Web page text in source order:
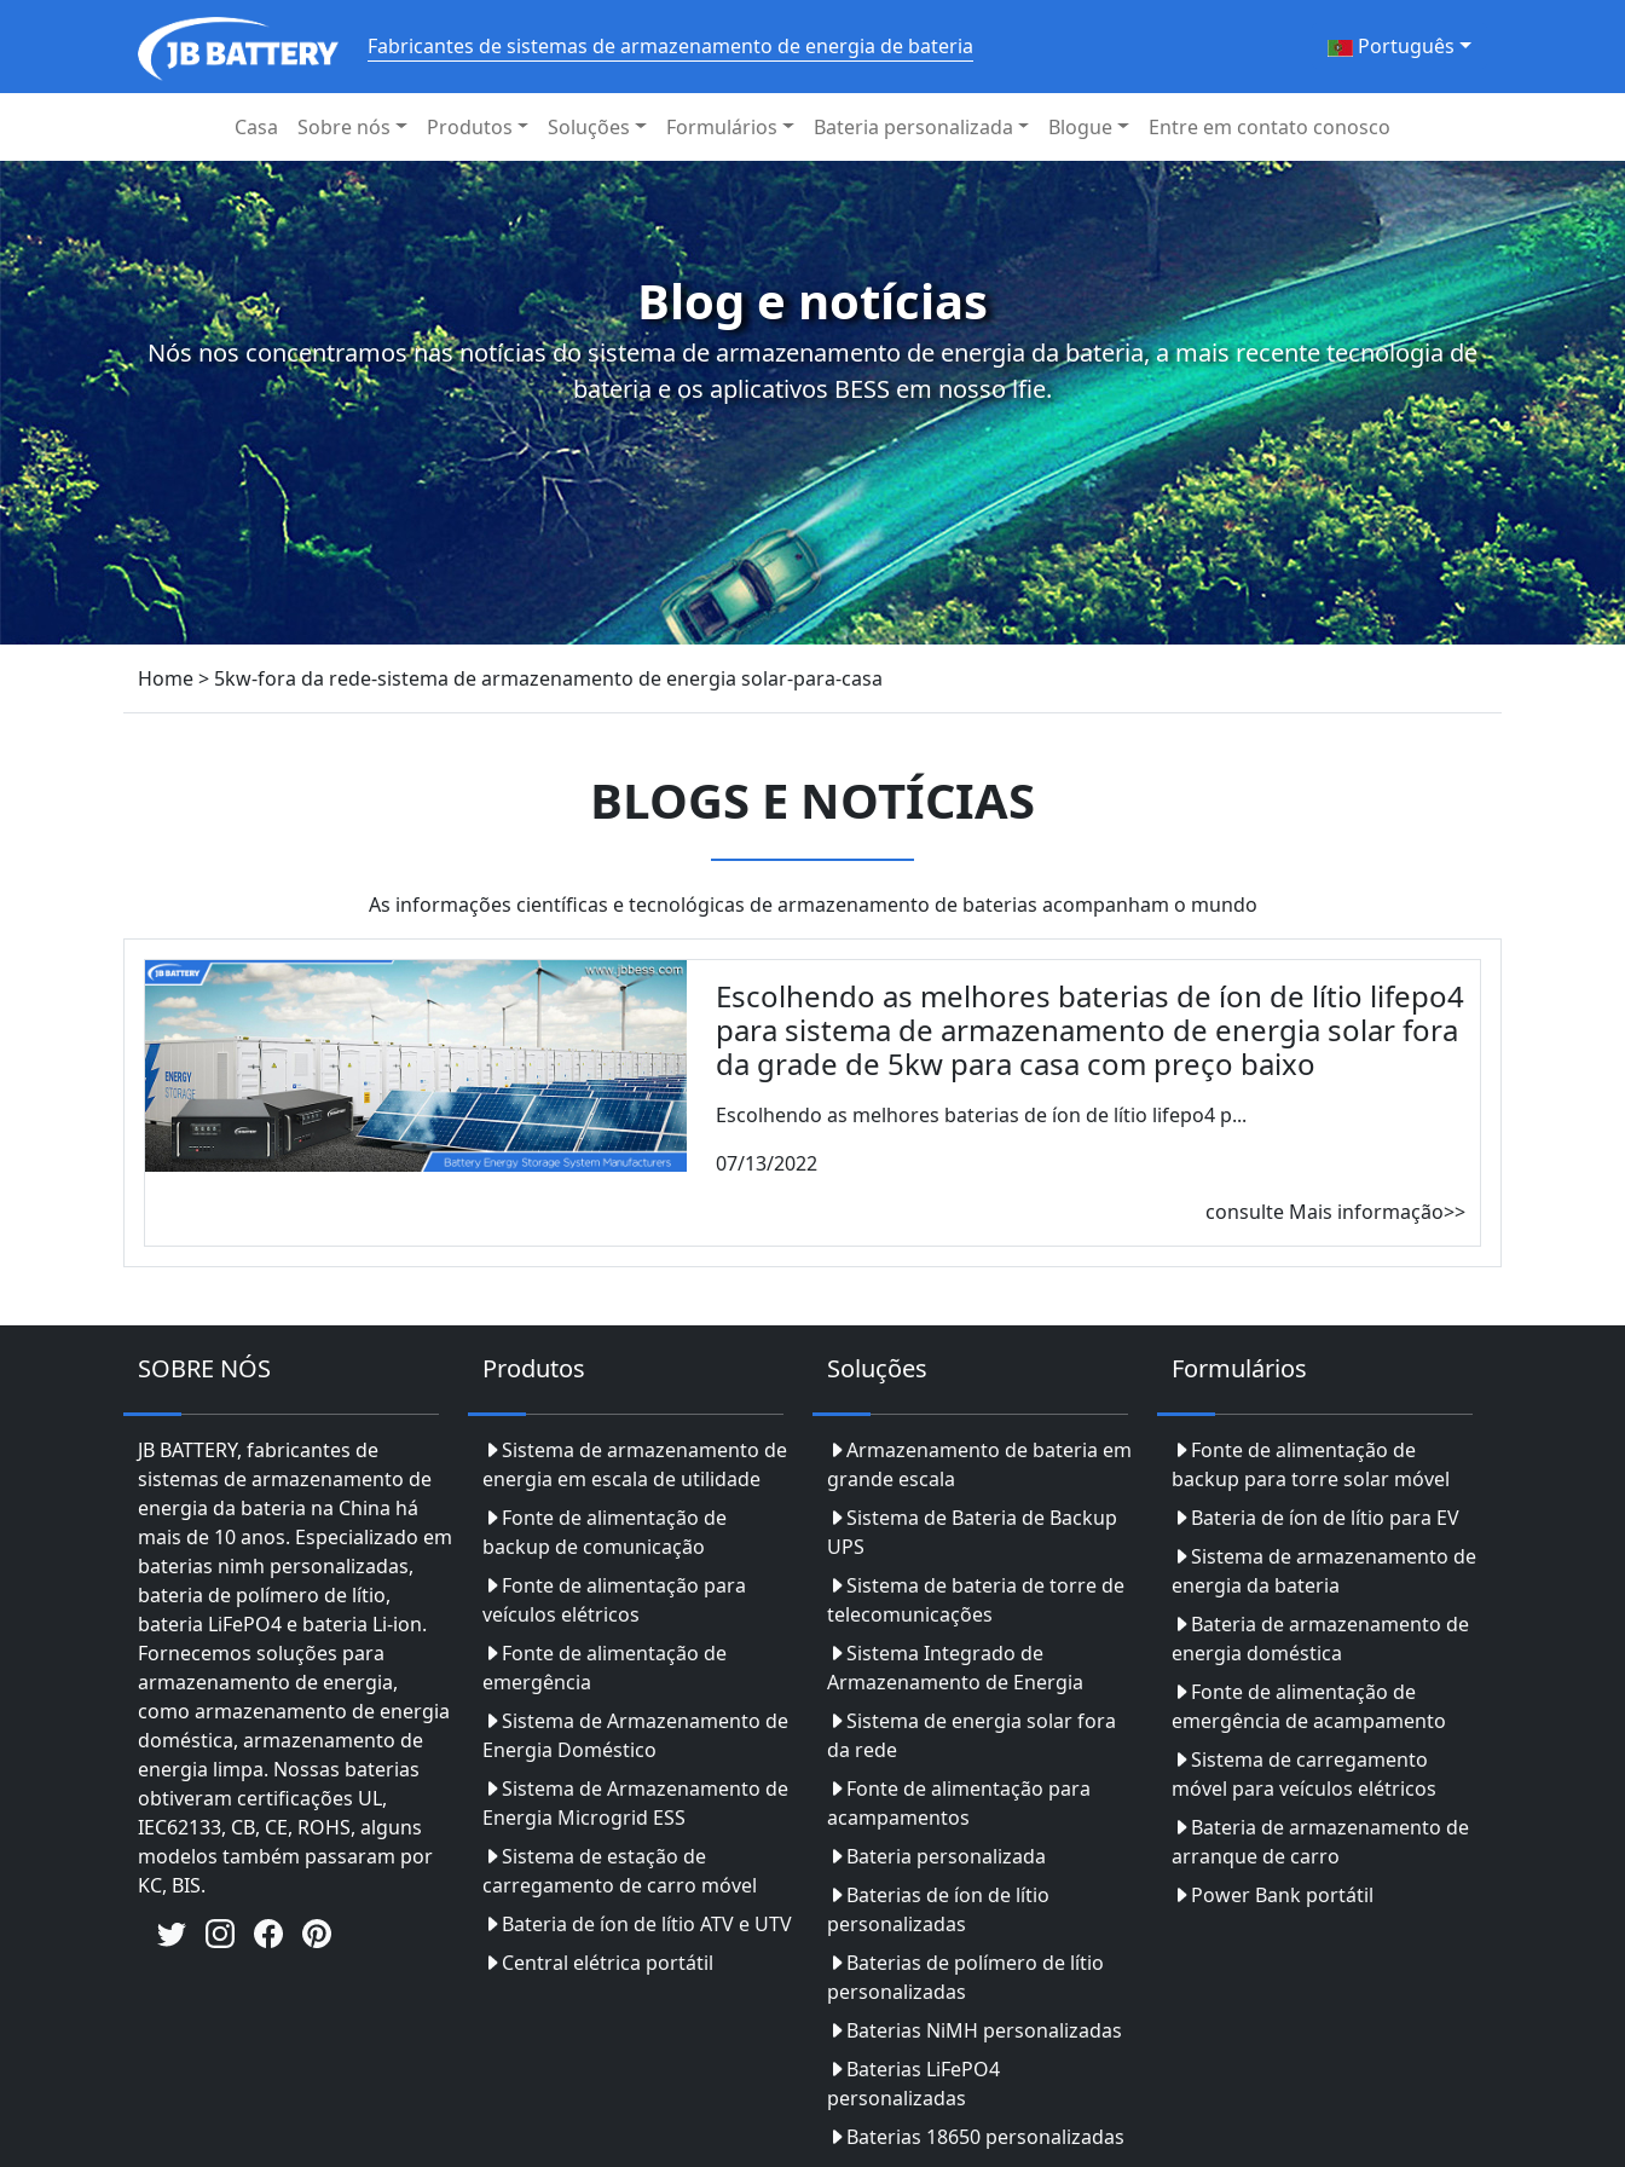
Fabricantes de sistemas de armazenamento de energia de bateria Português
Casa Sobre nós Produtos Soluções Formulários Bateria personalizada Blogue Entre em contato conosco
Blog e notícias
Nós nos concentramos nas notícias do sistema de armazenamento de energia da bateria, a mais recente tecnologia de
bateria e os aplicativos BESS em nosso lfie.
Home> 5kw-fora da rede-sistema de armazenamento de energia solar-para-casa
BLOGS E NOTÍCIAS
As informações científicas e tecnológicas de armazenamento de baterias acompanham o mundo
Escolhendo as melhores baterias de íon de lítio lifepo4
para sistema de armazenamento de energia solar fora
da grade de 5kw para casa com preço baixo
Escolhendo as melhores baterias de íon de lítio lifepo4 p...
07/13/2022
consulte Mais informação>>
SOBRE NÓS
JB BATTERY, fabricantes de
sistemas de armazenamento de
energia da bateria na China há
mais de 10 anos. Especializado em
baterias nimh personalizadas,
bateria de polímero de lítio,
bateria LiFePO4 e bateria Li-ion.
Fornecemos soluções para
armazenamento de energia,
como armazenamento de energia
doméstica, armazenamento de
energia limpa. Nossas baterias
obtiveram certificações UL,
IEC62133, CB, CE, ROHS, alguns
modelos também passaram por
KC, BIS.
Produtos
Sistema de armazenamento de
energia em escala de utilidade
Fonte de alimentação de
backup de comunicação
Fonte de alimentação para
veículos elétricos
Fonte de alimentação de
emergência
Sistema de Armazenamento de
Energia Doméstico
Sistema de Armazenamento de
Energia Microgrid ESS
Sistema de estação de
carregamento de carro móvel
Bateria de íon de lítio ATV e UTV
Central elétrica portátil
Soluções
Armazenamento de bateria em
grande escala
Sistema de Bateria de Backup
UPS
Sistema de bateria de torre de
telecomunicações
Sistema Integrado de
Armazenamento de Energia
Sistema de energia solar fora
da rede
Fonte de alimentação para
acampamentos
Bateria personalizada
Baterias de íon de lítio
personalizadas
Baterias de polímero de lítio
personalizadas
Baterias NiMH personalizadas
Baterias LiFePO4
personalizadas
Baterias 18650 personalizadas
Formulários
Fonte de alimentação de
backup para torre solar móvel
Bateria de íon de lítio para EV
Sistema de armazenamento de
energia da bateria
Bateria de armazenamento de
energia doméstica
Fonte de alimentação de
emergência de acampamento
Sistema de carregamento
móvel para veículos elétricos
Bateria de armazenamento de
arranque de carro
Power Bank portátil